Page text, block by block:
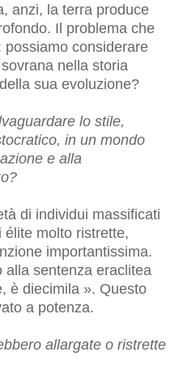
anzi, la terra produce
Il problema che
considerare
nella storia
sua evoluzione?
lo stile,
in un mondo
e alla
di individui massificati
molto ristrette,
importantissima.
alla sentenza eraclitea
è diecimila ». Questo
a potenza.
allargate o ristrette